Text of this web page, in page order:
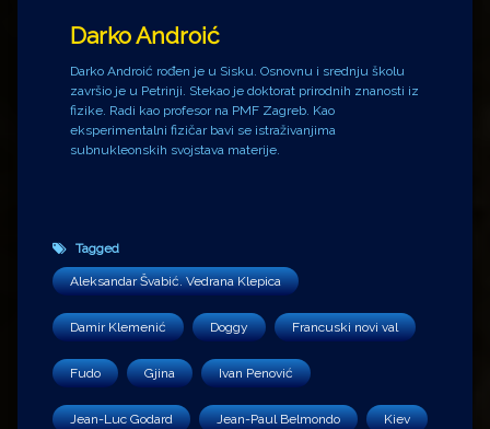
Darko Androić
Darko Androić rođen je u Sisku. Osnovnu i srednju školu
završio je u Petrinji. Stekao je doktorat prirodnih znanosti iz
fizike. Radi kao profesor na PMF Zagreb. Kao
eksperimentalni fizičar bavi se istraživanjima
subnukleonskih svojstava materije.
Tagged
Aleksandar Švabić. Vedrana Klepica
Damir Klemenić Doggy Francuski novi val
Fudo Gjina Ivan Penović
Jean-Luc Godard Jean-Paul Belmondo Kiev